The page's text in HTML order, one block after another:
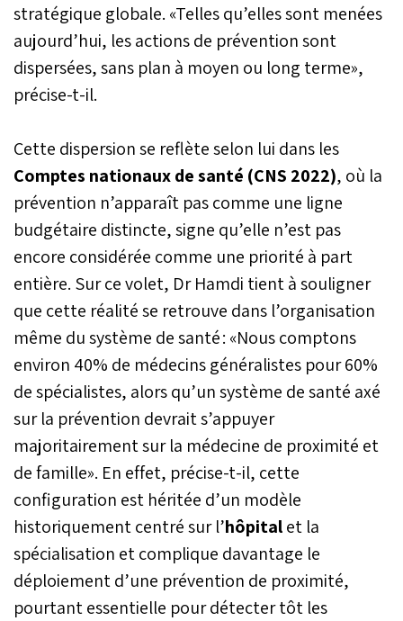
stratégique globale. «Telles qu’elles sont menées
aujourd’hui, les actions de prévention sont
dispersées, sans plan à moyen ou long terme»,
précise-t-il.
Cette dispersion se reflète selon lui dans les
Comptes nationaux de santé (CNS 2022), où la
prévention n’apparaît pas comme une ligne
budgétaire distincte, signe qu’elle n’est pas
encore considérée comme une priorité à part
entière. Sur ce volet, Dr Hamdi tient à souligner
que cette réalité se retrouve dans l’organisation
même du système de santé : «Nous comptons
environ 40% de médecins généralistes pour 60%
de spécialistes, alors qu’un système de santé axé
sur la prévention devrait s’appuyer
majoritairement sur la médecine de proximité et
de famille». En effet, précise-t-il, cette
configuration est héritée d’un modèle
historiquement centré sur l’hôpitalet la
spécialisation et complique davantage le
déploiement d’une prévention de proximité,
pourtant essentielle pour détecter tôt les